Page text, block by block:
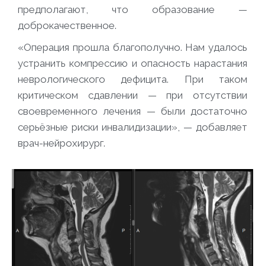
предполагают, что образование —
доброкачественное.
«Операция прошла благополучно. Нам удалось
устранить компрессию и опасность нарастания
неврологического дефицита. При таком
критическом сдавлении — при отсутствии
своевременного лечения — были достаточно
серьёзные риски инвалидизации», — добавляет
врач-нейрохирург.